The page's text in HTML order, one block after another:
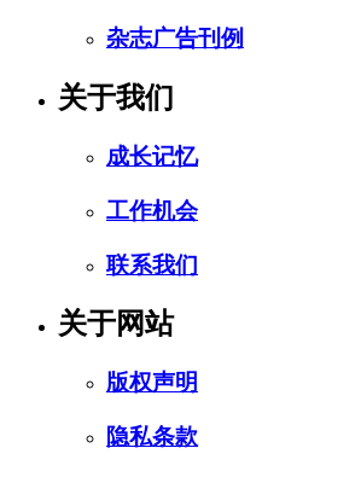
杂志广告刊例
关于我们
成长记忆
工作机会
联系我们
关于网站
版权声明
隐私条款